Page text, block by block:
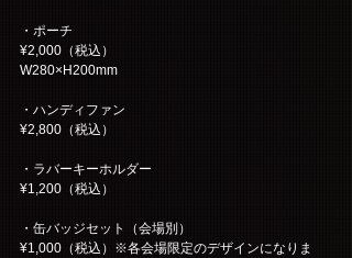
・ポーチ
¥2,000（税込）
W280×H200mm
・ハンディファン
¥2,800（税込）
・ラバーキーホルダー
¥1,200（税込）
・缶バッジセット（会場別）
¥1,000（税込）※各会場限定のデザインになりま